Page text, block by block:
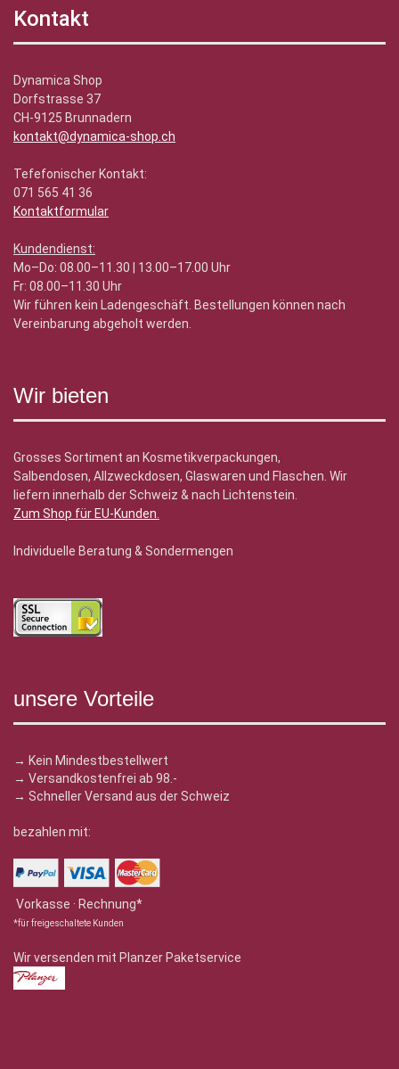
Kontakt
Dynamica Shop
Dorfstrasse 37
CH-9125 Brunnadern
kontakt@dynamica-shop.ch
Tefefonischer Kontakt:
071 565 41 36
Kontaktformular
Kundendienst:
Mo–Do: 08.00–11.30 | 13.00–17.00 Uhr
Fr: 08.00–11.30 Uhr
Wir führen kein Ladengeschäft. Bestellungen können nach
Vereinbarung abgeholt werden.
Wir bieten
Grosses Sortiment an Kosmetikverpackungen,
Salbendosen, Allzweckdosen, Glaswaren und Flaschen. Wir
liefern innerhalb der Schweiz & nach Lichtenstein.
Zum Shop für EU-Kunden.
Individuelle Beratung & Sondermengen
unsere Vorteile
→ Kein Mindestbestellwert
→ Versandkostenfrei ab 98.-
→ Schneller Versand aus der Schweiz
bezahlen mit:
Vorkasse · Rechnung*
*für freigeschaltete Kunden
Wir versenden mit Planzer Paketservice